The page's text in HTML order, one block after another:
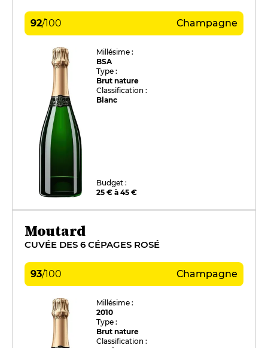
92/100 Champagne
Millésime :
BSA
Type :
Brut nature
Classification :
Blanc
Budget :
25 € à 45 €
Moutard
CUVÉE DES 6 CÉPAGES ROSÉ
93/100 Champagne
Millésime :
2010
Type :
Brut nature
Classification :